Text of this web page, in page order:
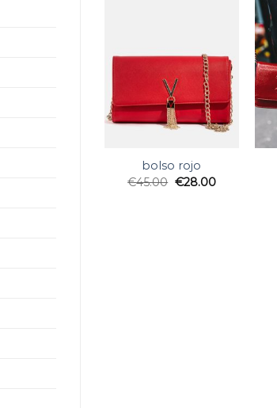
bolso rojo
€45.00 €28.00